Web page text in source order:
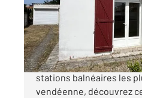
Maison à vendre
265 950
Au cœur de Sion-sur-
stations balnéaires les
vendéenne, découvrez